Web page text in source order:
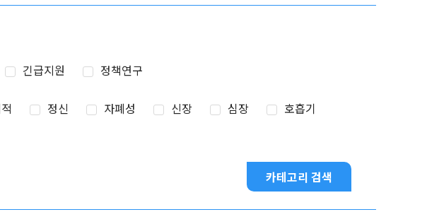
긴급지원 정책연구
정신 자폐성 신장 심장
호흡기
카테고리 검색